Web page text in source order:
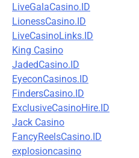
LiveGalaCasino.ID
LionessCasino.ID
LiveCasinoLinks.ID
King Casino
JadedCasino.ID
EyeconCasinos.ID
FindersCasino.ID
ExclusiveCasinoHire.ID
Jack Casino
FancyReelsCasino.ID
explosioncasino